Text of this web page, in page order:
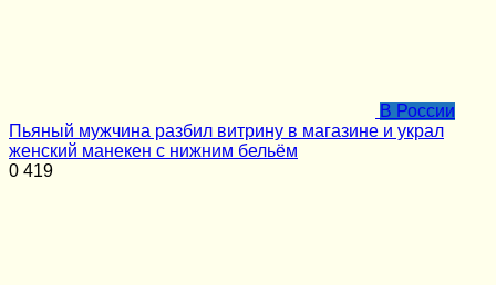
В России
Пьяный мужчина разбил витрину в магазине и украл
женский манекен с нижним бельём
0 419